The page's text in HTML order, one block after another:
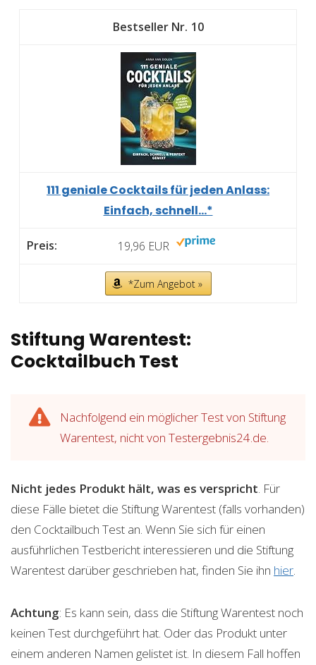
10
111 geniale Cocktails für jeden Anlass:
Einfach, schnell...*
19,96 EUR
*Zum Angebot »
Stiftung Warentest:
Cocktailbuch Test
Nachfolgend ein möglicher Test von Stiftung
Warentest, nicht von Testergebnis24.de.
Nicht jedes Produkt hält, was es verspricht. Für
diese Fälle bietet die Stiftung Warentest (falls vorhanden)
den Cocktailbuch Test an. Wenn Sie sich für einen
ausführlichen Testbericht interessieren und die Stiftung
Warentest darüber geschrieben hat, finden Sie ihn hier.
Achtung: Es kann sein, dass die Stiftung Warentest noch
keinen Test durchgeführt hat. Oder das Produkt unter
einem anderen Namen gelistet ist. In diesem Fall hoffen